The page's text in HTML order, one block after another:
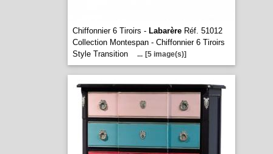
Chiffonnier 6 Tiroirs - LabarèreRéf. 51012
Collection Montespan - Chiffonnier 6 Tiroirs
Style Transition
... [5 image(s)]